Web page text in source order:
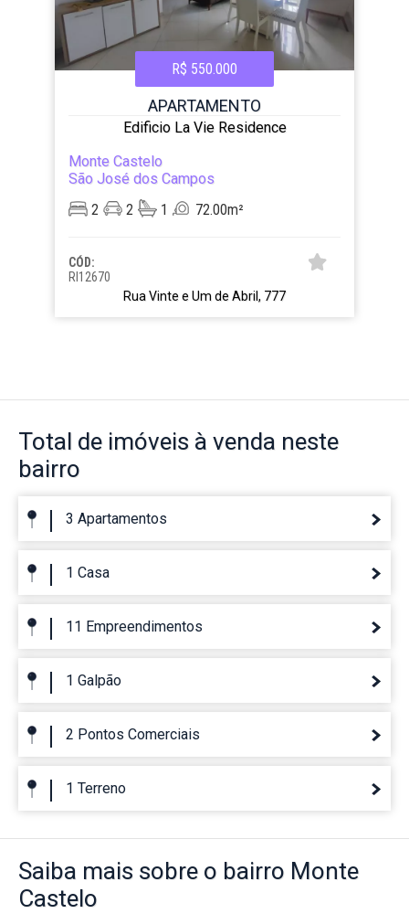
R$ 550.000
APARTAMENTO
Edificio La Vie Residence
Monte Castelo
São José dos Campos
2
2 1 72.00m²
CÓD:
RI12670
Rua Vinte e Um de Abril, 777
Total de imóveis à venda neste
bairro
3 Apartamentos
1 Casa
11 Empreendimentos
1 Galpão
2 Pontos Comerciais
1 Terreno
Saiba mais sobre o bairro Monte
Castelo